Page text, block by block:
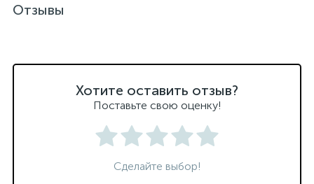
Отзывы
Хотите оставить отзыв?
Поставьте свою оценку!
Сделайте выбор!